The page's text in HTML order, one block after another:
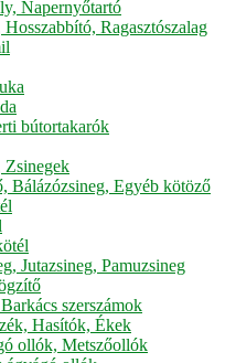
Napernyőtartó
Ragasztószalag
bútortakarók
Bálázózsineg, Egyéb kötöző
Jutazsineg, Pamuzsineg
szerszámok
Hasítók, Ékek
ollók, Metszőollók